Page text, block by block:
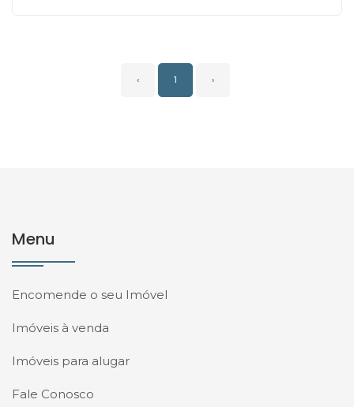
‹ 1 ›
Menu
Encomende o seu Imóvel
Imóveis à venda
Imóveis para alugar
Fale Conosco